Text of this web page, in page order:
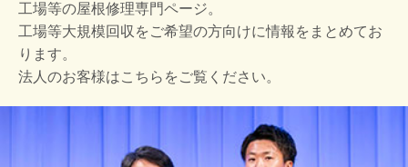
工場等の屋根修理専門ページ。
工場等大規模回収をご希望の方向けに情報をまとめてお
ります。
法人のお客様はこちらをご覧ください。